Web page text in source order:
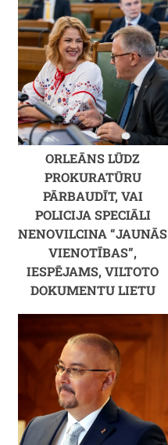
ORLEĀNS LŪDZ
PROKURATŪRU
PĀRBAUDĪT, VAI
POLICIJA SPECIĀLI
NENOVILCINA “JAUNĀS
VIENOTĪBAS”,
IESPĒJAMS, VILTOTO
DOKUMENTU LIETU